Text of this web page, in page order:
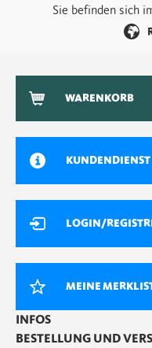
Sie befinden sich
WARENKORB
KUNDENDIENST
LOGIN/
MEINE
INFOS
BESTELLUNG UND